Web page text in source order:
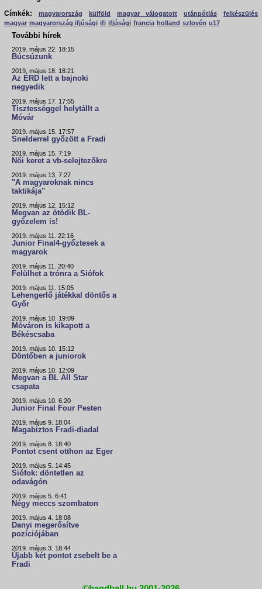
Címkék:
magyarország külföld magyar válogatott utánpótlás
felkészülés
magyar magyarország ifjúsági ifi ifjúsági francia holland szlovén u17
További hírek
2019. május 22. 18:15
Búcsúzunk
2019. május 18. 18:21
Az ÉRD lett a bajnoki
negyedik
2019. május 17. 17:55
Tisztességgel helytállt a
Móvár
2019. május 15. 17:57
Snelderrel győzött a Fradi
2019. május 15. 7:19
Női keret a vb-selejtezőkre
2019. május 13. 7:27
"A magyaroknak nincs
taktikája"
2019. május 12. 15:12
Megvan az ötödik BL-
győzelem is!
2019. május 11. 22:16
Junior Final4-győztesek a
magyarok
2019. május 11. 20:40
Felülhet a trónra a Siófok
2019. május 11. 15:05
Lehengerlő játékkal döntős a
Győr
2019. május 10. 19:09
Móváron is kikapott a
Békéscsaba
2019. május 10. 15:12
Döntőben a juniorok
2019. május 10. 12:09
Megvan a BL All Star
csapata
2019. május 10. 6:20
Junior Final Four Pesten
2019. május 9. 18:04
Magabiztos Fradi-diadal
2019. május 8. 18:40
Pontot csent otthon az Eger
2019. május 5. 14:45
Siófok: döntetlen az
odavágón
2019. május 5. 6:41
Négy meccs szombaton
2019. május 4. 18:08
Danyi megerősítve
pozíciójában
2019. május 3. 18:44
Újabb két pontot zsebelt be a
Fradi